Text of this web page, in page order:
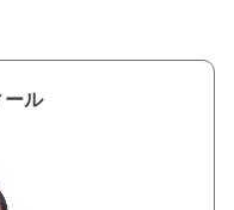
ール